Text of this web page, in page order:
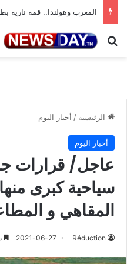
المغرب وهولندا.. قمة نارية
بحث عن
الرئيسية / أخبار اليوم
أخبار اليوم
عاجل/ قرارات
سياحية كبرى
المقاهي و
Réduction
2021-06-27